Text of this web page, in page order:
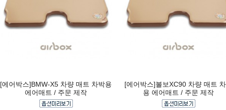
[에어박스]BMW-X5 차량 매트 차박용
에어매트 / 주문 제작
[에어박스]볼보XC90 차량 매트
용 에어매트 / 주문 제작